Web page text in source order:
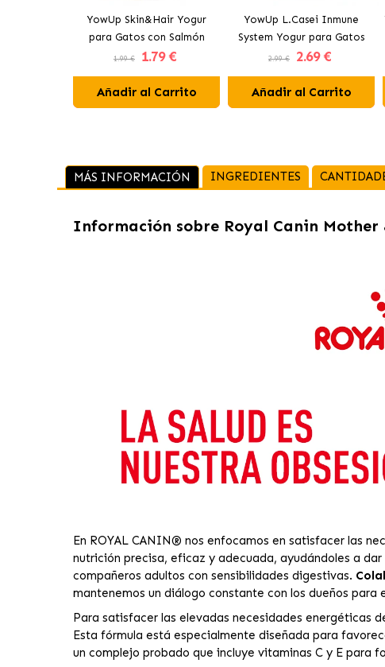
YowUp Skin&Hair Yogur
para Gatos con Salmón
1.99 € 1.79 €
Añadir al Carrito
YowUp L.Casei Inmune
System Yogur para Gatos
con Pavo
2.99 € 2.69 €
Añadir al Carrito
MÁS INFORMACIÓN INGREDIENTES
Información sobre Royal Canin
En ROYAL CANIN® nos enfocamos en satisfacer las
nutrición precisa, eficaz y adecuada, ayudándoles a
compañeros adultos con sensibilidades digestivas.
mantenemos un diálogo constante con los dueños para
Para satisfacer las elevadas necesidades energéticas
Esta fórmula está especialmente diseñada para
un complejo probado que incluye vitaminas C y E para